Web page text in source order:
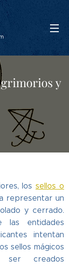
y
lossellos o
representar un
y cerrado.
las entidades
intentan
sellos mágicos
ser creados